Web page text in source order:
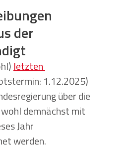
Handelsrecht Kommunen
Allgemein
der
letzten
1.12.2025)
über die
demnächst mit
Jahr
werden.